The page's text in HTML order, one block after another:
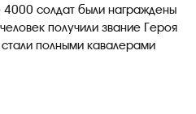
солдат были награждены
получили звание Героя
полными кавалерами